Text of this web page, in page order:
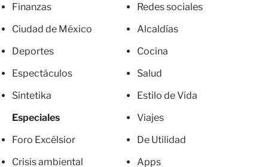
Finanzas
Ciudad de México
Deportes
Espectáculos
Sintetika
Especiales
Foro Excélsior
Crisis ambiental
Redes sociales
Alcaldías
Cocina
Salud
Estilo de Vida
Viajes
De Utilidad
Apps